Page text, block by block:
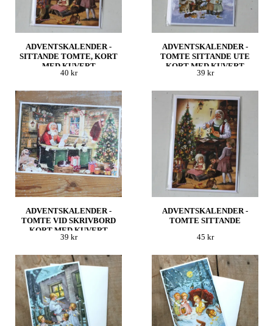
ADVENTSKALENDER -
SITTANDE TOMTE, KORT
MED KUVERT
40 kr
ADVENTSKALENDER -
TOMTE SITTANDE UTE
KORT MED KUVERT
39 kr
ADVENTSKALENDER -
TOMTE VID SKRIVBORD
KORT MED KUVERT
39 kr
ADVENTSKALENDER -
TOMTE SITTANDE
45 kr